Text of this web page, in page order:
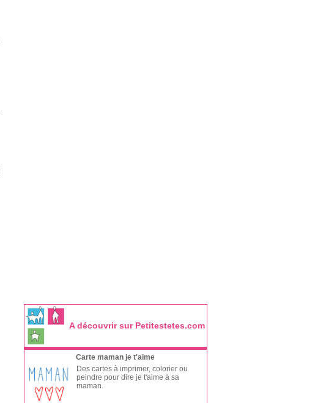
A découvrir sur Petitestetes.com
Carte maman je t'aime
Des cartes à imprimer, colorier ou
peindre pour dire je t'aime à sa
maman.